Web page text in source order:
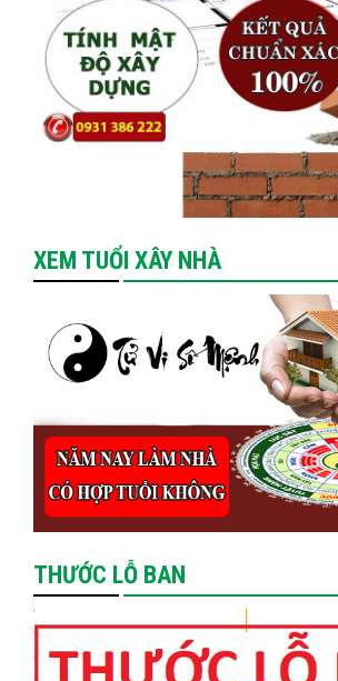
XEM TUỔI XÂY NHÀ
THƯỚC LỖ BAN